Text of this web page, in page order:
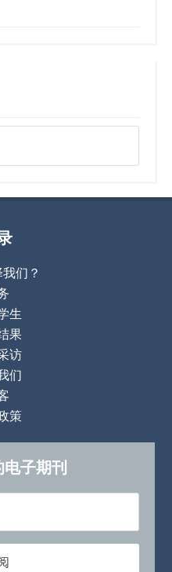
们？
生
果
访
们
策
子期刊